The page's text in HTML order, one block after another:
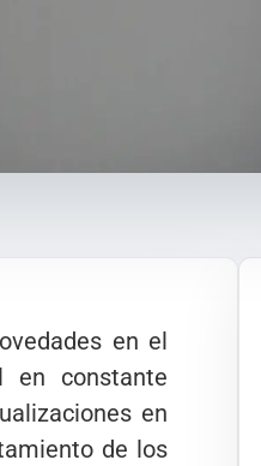
en el
en constante
en
de los